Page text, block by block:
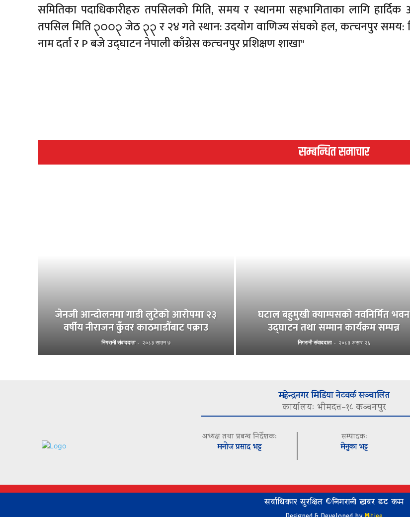
सम्बन्धित समाचार
जेनजी आन्दोलनमा गाडी लुटेको आरोपमा २३
वर्षीय नीराजन कुँवर काठमाडौँबाट पक्राउ
निगरानी संवाददाता - २०८३ साउन ७
घटाल बहुमुखी क्याम्पसको नवनिर्मित भवन
उद्घाटन तथा सम्मान कार्यक्रम सम्पन्न
निगरानी संवाददाता - २०८३ असार २६
महेन्द्रनगर मिडिया नेटवर्क सञ्चालित
कार्यालयः भीमदत्त–१८ कञ्चनपुर
अध्यक्ष तथा प्रबन्ध निर्देशकः
मनोज प्रसाद भट्ट
सम्पादकः
मेनुका भट्ट
सर्वाधिकार सुरक्षित ©निगरानी खबर डट कम